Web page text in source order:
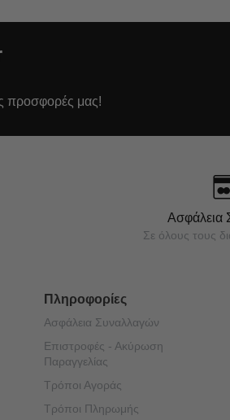
προσφορές μας!
Ασφάλεια
Σε όλους τους
Πληροφορίες
Ασφάλεια Συναλλαγών
Επιστροφές - Ακύρωση
Παραγγελίας
Τρόποι Αγοράς
Τρόποι Πληρωμής